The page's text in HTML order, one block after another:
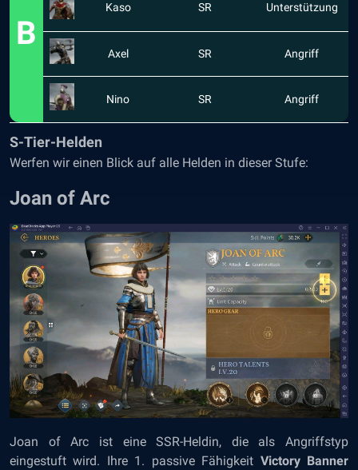
B
Kaso SR Unterstützung
Axel SR Angriff
Nino SR Angriff
S-Tier-Helden
Werfen wir einen Blick auf alle Helden in dieser Stufe:
Joan of Arc
Joan of Arc ist eine SSR-Heldin, die als Angriffstyp
eingestuft wird. Ihre 1. passive Fähigkeit Victory Banner